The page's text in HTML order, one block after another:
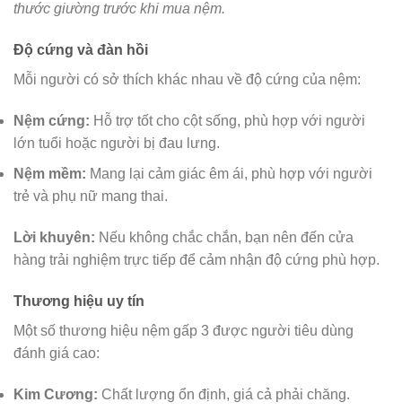
thước giường trước khi mua nệm.
Độ cứng và đàn hồi
Mỗi người có sở thích khác nhau về độ cứng của nệm:
Nệm cứng: Hỗ trợ tốt cho cột sống, phù hợp với người
lớn tuổi hoặc người bị đau lưng.
Nệm mềm: Mang lại cảm giác êm ái, phù hợp với người
trẻ và phụ nữ mang thai.
Lời khuyên: Nếu không chắc chắn, bạn nên đến cửa
hàng trải nghiệm trực tiếp để cảm nhận độ cứng phù hợp.
Thương hiệu uy tín
Một số thương hiệu nệm gấp 3 được người tiêu dùng
đánh giá cao:
Kim Cương: Chất lượng ổn định, giá cả phải chăng.